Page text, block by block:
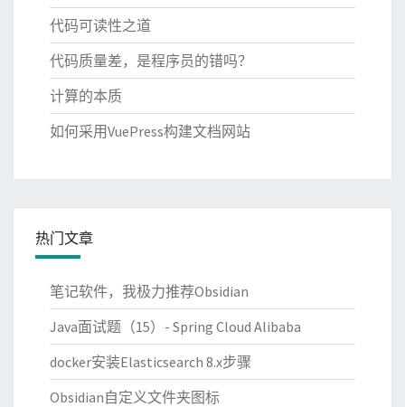
代码可读性之道
代码质量差，是程序员的错吗？
计算的本质
如何采用VuePress构建文档网站
热门文章
笔记软件，我极力推荐Obsidian
Java面试题（15）- Spring Cloud Alibaba
docker安装Elasticsearch 8.x步骤
Obsidian自定义文件夹图标